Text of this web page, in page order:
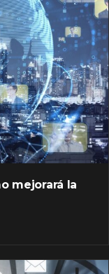
mejorará la